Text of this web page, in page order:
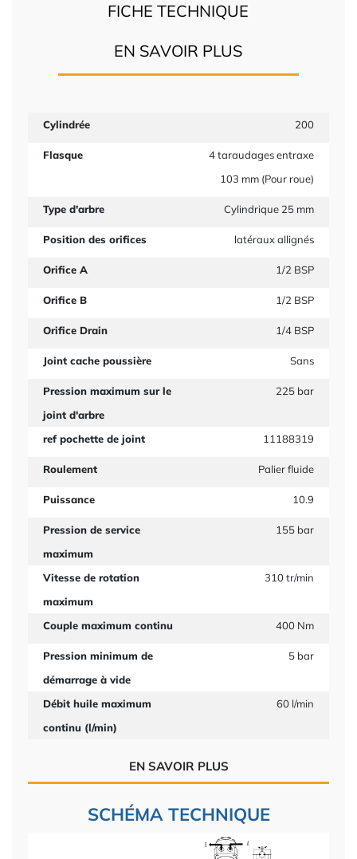
FICHE TECHNIQUE
EN SAVOIR PLUS
Cylindrée 200
Flasque
4 taraudages entraxe
103 mm (Pour roue)
Type d'arbre Cylindrique 25 mm
Position des orifices latéraux allignés
Orifice A 1/2 BSP
Orifice B 1/2 BSP
Orifice Drain 1/4 BSP
Joint cache poussière Sans
Pression maximum sur le
joint d'arbre
225 bar
ref pochette de joint 11188319
Roulement Palier fluide
Puissance 10.9
Pression de service
maximum
155 bar
Vitesse de rotation
maximum
310 tr/min
Couple maximum continu 400 Nm
Pression minimum de
démarrage à vide
5 bar
Débit huile maximum
continu (l/min)
60 l/min
EN SAVOIR PLUS
SCHÉMA TECHNIQUE